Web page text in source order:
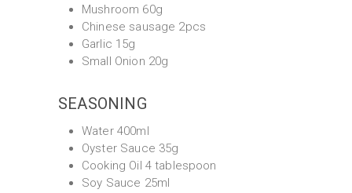
Mushroom 60g
Chinese sausage 2pcs
Garlic 15g
Small Onion 20g
SEASONING
Water 400ml
Oyster Sauce 35g
Cooking Oil 4 tablespoon
Soy Sauce 25ml